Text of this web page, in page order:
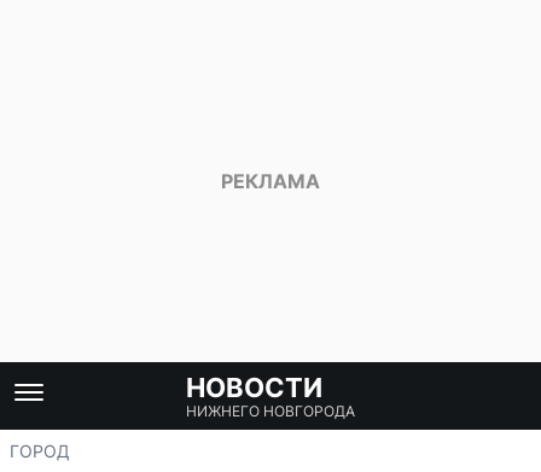
НОВОСТИ
НИЖНЕГО НОВГОРОДА
ГОРОД